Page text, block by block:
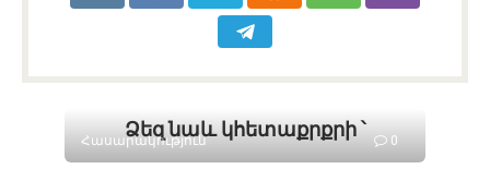
Ձեզ նաև կհետաքրքրի ՝
Հասարակություն 0